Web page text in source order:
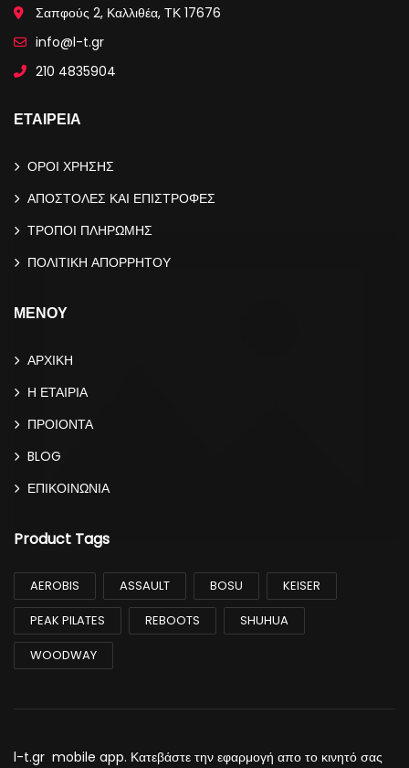
Σαπφούς 2, Καλλιθέα, ΤΚ 17676
info@l-t.gr
210 4835904
ΕΤΑΙΡΕΙΑ
ΟΡΟΙ ΧΡΗΣΗΣ
ΑΠΟΣΤΟΛΕΣ ΚΑΙ ΕΠΙΣΤΡΟΦΕΣ
ΤΡΟΠΟΙ ΠΛΗΡΩΜΗΣ
ΠΟΛΙΤΙΚΗ ΑΠΟΡΡΗΤΟΥ
ΜΕΝΟΥ
ΑΡΧΙΚΗ
Η ΕΤΑΙΡΙΑ
ΠΡΟΙΟΝΤΑ
BLOG
ΕΠΙΚΟΙΝΩΝΙΑ
Product Tags
AEROBIS ASSAULT BOSU
KEISER
PEAK PILATES
REBOOTS
SHUHUA
WOODWAY
l-t.gr mobile app. Κατεβάστε την εφαρμογή απο το κινητό σας